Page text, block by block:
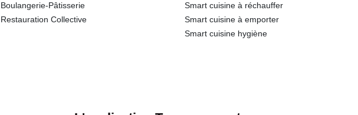
Boulangerie-Pâtisserie
Restauration Collective
Smart cuisine à réchauffer
Smart cuisine à emporter
Smart cuisine hygiène